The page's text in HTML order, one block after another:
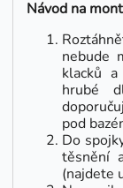
Návod na
nebude
klacků
hrubé
pod
Do
těsnění
(najdete